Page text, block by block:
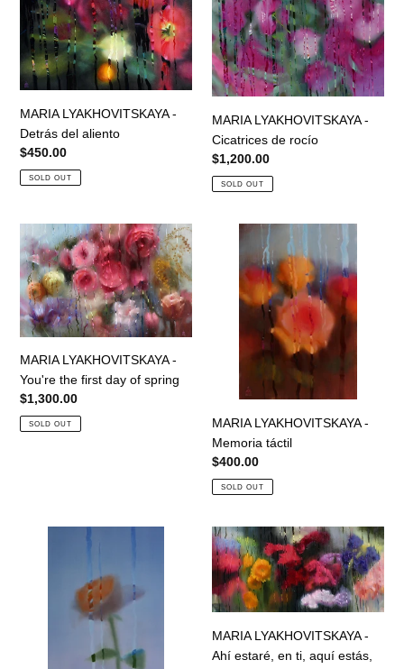
LYAKHOVITSKAYA
Detrás
del
aliento
MARIA LYAKHOVITSKAYA -
Detrás del aliento
Regular
price
$450.00
SOLD OUT
LYAKHOVITSKAYA
-
Cicatrices
de
rocío
MARIA LYAKHOVITSKAYA -
Cicatrices de rocío
Regular
price
$1,200.00
SOLD OUT
MARIA
LYAKHOVITSKAYA
-
You're
the
first
spring
MARIA LYAKHOVITSKAYA -
You're the first day of spring
Regular
price
$1,300.00
SOLD OUT
MARIA
LYAKHOVITSKAYA
Memoria
MARIA LYAKHOVITSKAYA -
Memoria táctil
Regular
price
$400.00
SOLD OUT
MARIA
LYAKHOVITSKAYA
-
Ahí
estaré,
en
ti,
MARIA LYAKHOVITSKAYA -
Ahí estaré, en ti, aquí estás,